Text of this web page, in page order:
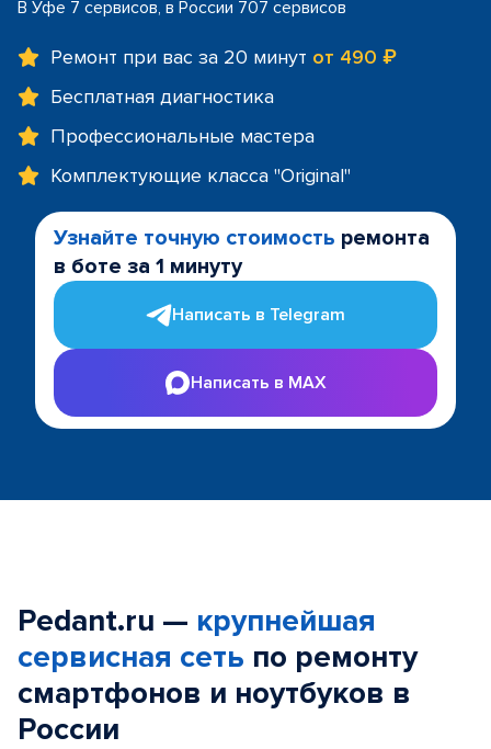
В Уфе 7 сервисов, в России 707 сервисов
Ремонт при вас за 20 минут от 490 ₽
Бесплатная диагностика
Профессиональные мастера
Комплектующие класса "Original"
Узнайте точную стоимость ремонта
в боте за 1 минуту
Написать в Telegram
Написать в MAX
Pedant.ru — крупнейшая
сервисная сеть по ремонту
смартфонов и ноутбуков в
России